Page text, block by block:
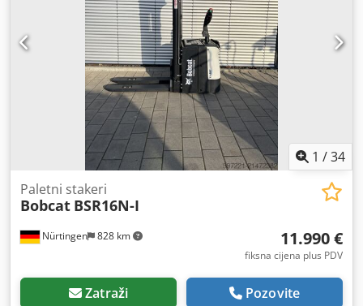
1 /34
Nürtingen 828 km
Paletni stakeri
Bobcat BSR16N-I
11.990 €
fiksna cijena plus PDV
Zatraži Pozovite